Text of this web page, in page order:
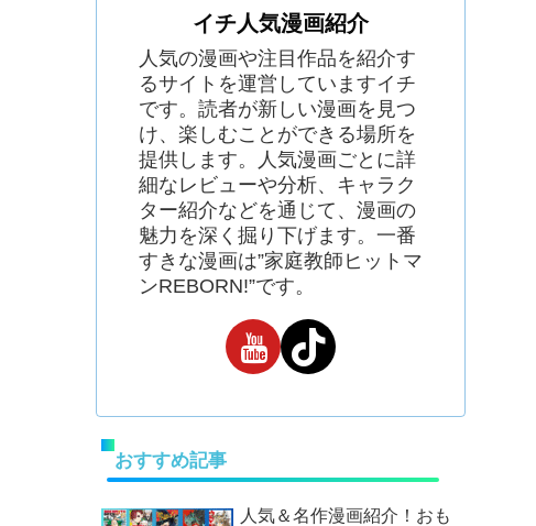
イチ人気漫画紹介
人気の漫画や注目作品を紹介す
るサイトを運営していますイチ
です。読者が新しい漫画を見つ
け、楽しむことができる場所を
提供します。人気漫画ごとに詳
細なレビューや分析、キャラク
ター紹介などを通じて、漫画の
魅力を深く掘り下げます。一番
すきな漫画は”家庭教師ヒットマ
ンREBORN!”です。
おすすめ記事
人気＆名作漫画紹介！おも